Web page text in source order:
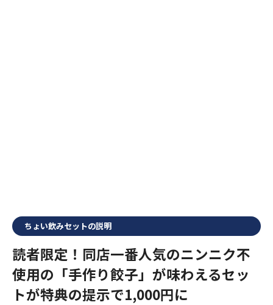
ちょい飲みセットの説明
読者限定！同店一番人気のニンニク不
使用の「手作り餃子」が味わえるセッ
トが特典の提示で1,000円に